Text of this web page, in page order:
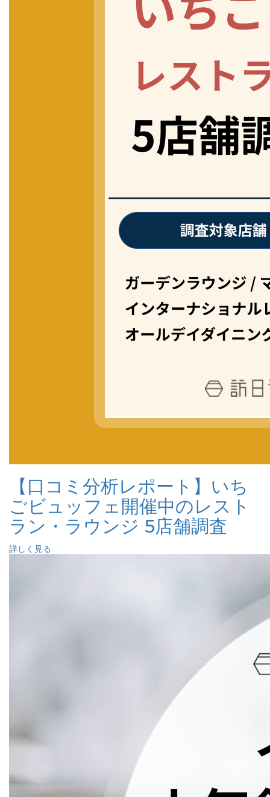
【口コミ分析レポート】いち
ごビュッフェ開催中のレスト
ラン・ラウンジ 5店舗調査
詳しく見る